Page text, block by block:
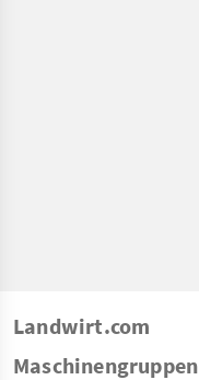
Landwirt.com
Maschinengruppen